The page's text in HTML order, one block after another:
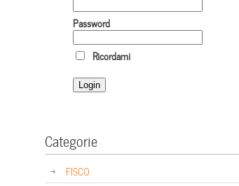
Password
Ricordami
Categorie
FISCO